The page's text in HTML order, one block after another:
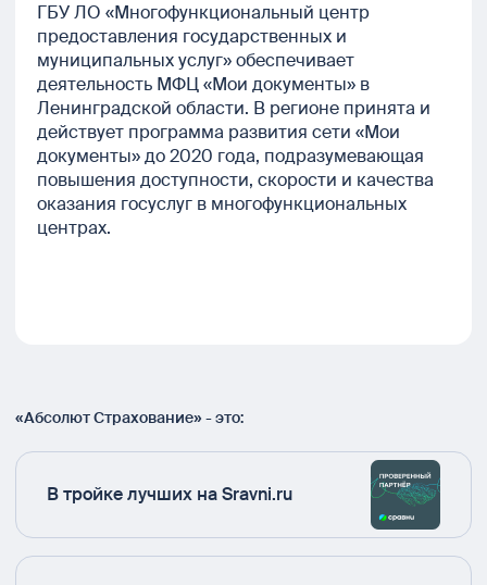
ГБУ ЛО «Многофункциональный центр
предоставления государственных и
муниципальных услуг» обеспечивает
деятельность МФЦ «Мои документы» в
Ленинградской области. В регионе принята и
действует программа развития сети «Мои
документы» до 2020 года, подразумевающая
повышения доступности, скорости и качества
оказания госуслуг в многофункциональных
центрах.
«Абсолют Страхование» - это:
В тройке лучших на Sravni.ru